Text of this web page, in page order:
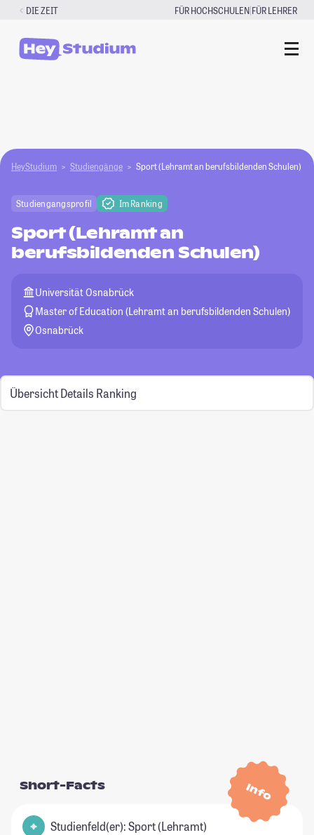
Zum
springen
DIE ZEIT FÜR HOCHSCHULEN|FÜR LEHRER
HeyStudium Studiengänge Sport (Lehramt an berufsbildenden Schulen)
Studiengangsprofil Im Ranking
Sport (Lehramt an
berufsbildenden Schulen)
Universität Osnabrück
Master of Education (Lehramt an berufsbildenden Schulen)
Osnabrück
Übersicht Details Ranking
Info
Short-Facts
Studienfeld(er): Sport (Lehramt)